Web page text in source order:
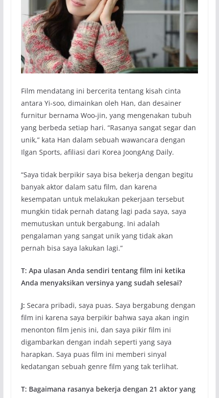
Film mendatang ini bercerita tentang kisah cinta
antara Yi-soo, dimainkan oleh Han, dan desainer
furnitur bernama Woo-jin, yang mengenakan tubuh
yang berbeda setiap hari. “Rasanya sangat segar dan
unik,” kata Han dalam sebuah wawancara dengan
Ilgan Sports, afiliasi dari Korea JoongAng Daily.
“Saya tidak berpikir saya bisa bekerja dengan begitu
banyak aktor dalam satu film, dan karena
kesempatan untuk melakukan pekerjaan tersebut
mungkin tidak pernah datang lagi pada saya, saya
memutuskan untuk bergabung. Ini adalah
pengalaman yang sangat unik yang tidak akan
pernah bisa saya lakukan lagi.”
T: Apa ulasan Anda sendiri tentang film ini ketika
Anda menyaksikan versinya yang sudah selesai?
J: Secara pribadi, saya puas. Saya bergabung dengan
film ini karena saya berpikir bahwa saya akan ingin
menonton film jenis ini, dan saya pikir film ini
digambarkan dengan indah seperti yang saya
harapkan. Saya puas film ini memberi sinyal
kedatangan sebuah genre film yang tak terlihat.
T: Bagaimana rasanya bekerja dengan 21 aktor yang